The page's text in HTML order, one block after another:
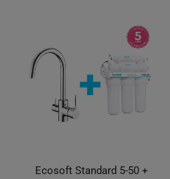
Ecosoft Standard 5-50 +